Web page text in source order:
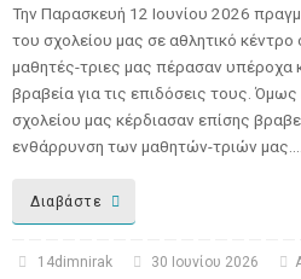
Την Παρασκευή 12 Ιουνίου 2026
του σχολείου μας σε αθλητικό
μαθητές-τριες μας πέρασαν υπέροχα
βραβεία για τις επιδόσεις τους. Όμως
σχολείου μας κέρδιασαν επίσης
ενθάρρυνση των μαθητών-τριών μας.…
Διαβάστε
14dimnirak 30 Ιουνίου 2026